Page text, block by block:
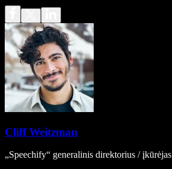
Cliff Weitzman
„Speechify“ generalinis direktorius / įkūrėjas